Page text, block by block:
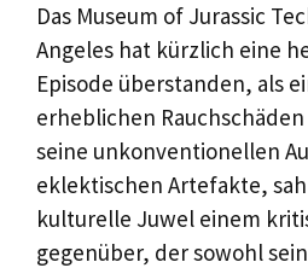
Das Museum of Jurassic
Angeles hat kürzlich eine
Episode überstanden, als
erheblichen
seine unkonventionellen
eklektischen Artefakte,
kulturelle Juwel einem
gegenüber, der sowohl